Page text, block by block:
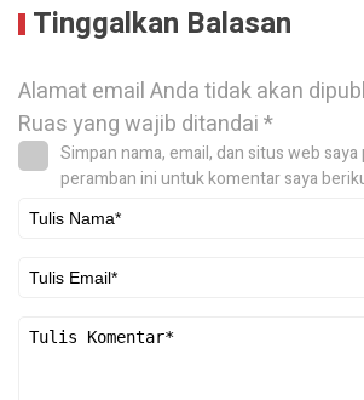
Tinggalkan Balasan
Alamat email Anda tidak akan
Ruas yang wajib ditandai*
Simpan nama, email, dan situs web saya
peramban ini untuk komentar saya